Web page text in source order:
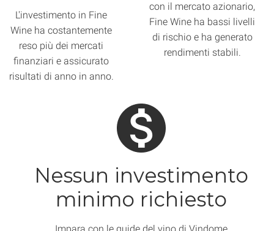
L'investimento in Fine
Wine ha costantemente
reso più dei mercati
finanziari e assicurato
risultati di anno in anno.
con il mercato azionario,
Fine Wine ha bassi livelli
di rischio e ha generato
rendimenti stabili.
Nessun investimento
minimo richiesto